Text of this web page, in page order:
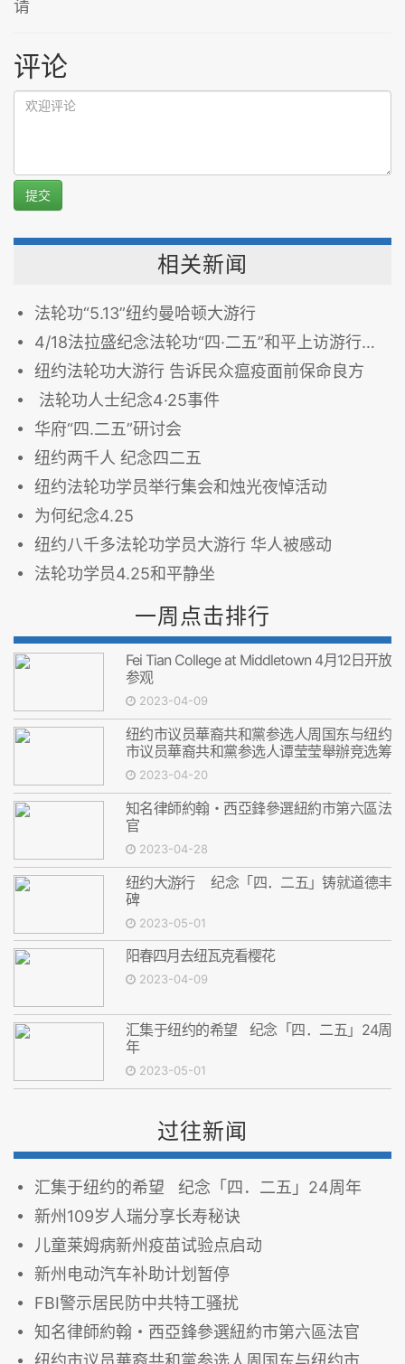
请
评论
提交
相关新闻
法轮功“5.13”纽约曼哈顿大游行
4/18法拉盛纪念法轮功“四·二五”和平上访游行与集会
纽约法轮功大游行 告诉民众瘟疫面前保命良方
法轮功人士纪念4·25事件
华府“四.二五”研讨会
纽约两千人 纪念四二五
纽约法轮功学员举行集会和烛光夜悼活动
为何纪念4.25
纽约八千多法轮功学员大游行 华人被感动
法轮功学员4.25和平静坐
一周点击排行
Fei Tian College at Middletown 4月12日开放
参观
2023-04-09
纽约市议员華裔共和黨参选人周国东与纽约
市议员華裔共和黨参选人谭莹莹舉辦竞选筹
款晚会
2023-04-20
知名律師約翰・西亞鋒參選紐約市第六區法
官
2023-04-28
纽约大游行 纪念「四．二五」铸就道德丰
碑
2023-05-01
阳春四月去纽瓦克看樱花
2023-04-09
汇集于纽约的希望 纪念「四．二五」24周
年
2023-05-01
过往新闻
汇集于纽约的希望 纪念「四．二五」24周年
新州109岁人瑞分享长寿秘诀
儿童莱姆病新州疫苗试验点启动
新州电动汽车补助计划暂停
FBI警示居民防中共特工骚扰
知名律師約翰・西亞鋒參選紐約市第六區法官